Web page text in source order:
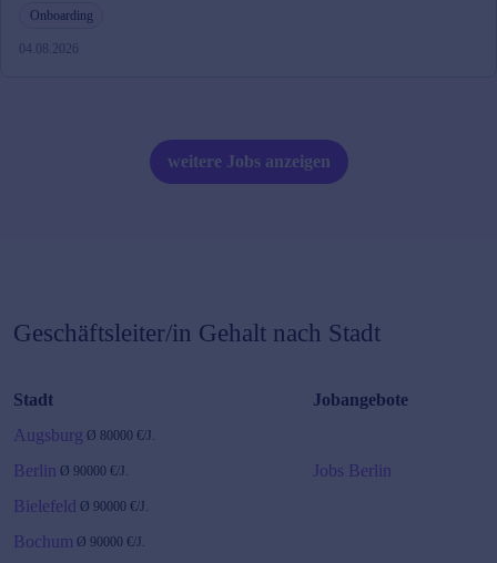
Onboarding
04.08.2026
weitere Jobs anzeigen
Geschäftsleiter/in Gehalt nach Stadt
Stadt
Jobangebote
Augsburg Ø 80000 €/J.
Berlin Ø 90000 €/J.
Jobs Berlin
Bielefeld Ø 90000 €/J.
Bochum Ø 90000 €/J.